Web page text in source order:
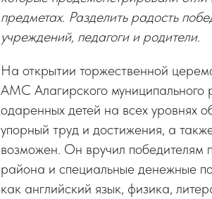
предметах. Разделить радость
учреждений, педагоги и родители.
На открытии торжественной
АМС Алагирского муниципального
одаренных детей на всех уровнях
упорный труд и достижения, а
возможен. Он вручил
района и специальные денежные
как английский язык, физика,